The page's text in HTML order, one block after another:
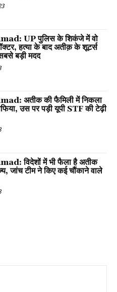
UP पुलिस के शिकंजे में वो
हत्या के बाद अतीक़ के शूटर्स
बड़ी मदद
अतीक की फैमिली में निकला
उस पर पड़ी यूपी STF की टेढ़ी
विदेशों में भी फैला है अतीक
जांच टीम ने किए कई चौंकाने वाले